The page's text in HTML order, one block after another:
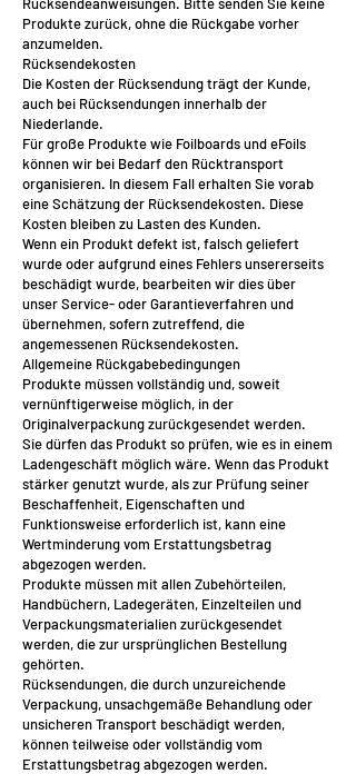
Produkte zurück, ohne die Rückgabe vorher
anzumelden.
Rücksendekosten
Die Kosten der Rücksendung trägt der Kunde,
auch bei Rücksendungen innerhalb der
Niederlande.
Für große Produkte wie Foilboards und eFoils
können wir bei Bedarf den Rücktransport
organisieren. In diesem Fall erhalten Sie vorab
eine Schätzung der Rücksendekosten. Diese
Kosten bleiben zu Lasten des Kunden.
Wenn ein Produkt defekt ist, falsch geliefert
wurde oder aufgrund eines Fehlers unsererseits
beschädigt wurde, bearbeiten wir dies über
unser Service- oder Garantieverfahren und
übernehmen, sofern zutreffend, die
angemessenen Rücksendekosten.
Allgemeine Rückgabebedingungen
Produkte müssen vollständig und, soweit
vernünftigerweise möglich, in der
Originalverpackung zurückgesendet werden.
Sie dürfen das Produkt so prüfen, wie es in einem
Ladengeschäft möglich wäre. Wenn das Produkt
stärker genutzt wurde, als zur Prüfung seiner
Beschaffenheit, Eigenschaften und
Funktionsweise erforderlich ist, kann eine
Wertminderung vom Erstattungsbetrag
abgezogen werden.
Produkte müssen mit allen Zubehörteilen,
Handbüchern, Ladegeräten, Einzelteilen und
Verpackungsmaterialien zurückgesendet
werden, die zur ursprünglichen Bestellung
gehörten.
Rücksendungen, die durch unzureichende
Verpackung, unsachgemäße Behandlung oder
unsicheren Transport beschädigt werden,
können teilweise oder vollständig vom
Erstattungsbetrag abgezogen werden.